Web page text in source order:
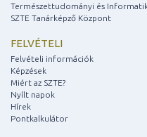
Természettudományi és
SZTE Tanárképző Központ
FELVÉTELI
Felvételi információk
Képzések
Miért az SZTE?
Nyílt napok
Hírek
Pontkalkulátor